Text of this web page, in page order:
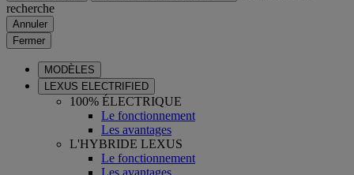
recherche
Annuler
Fermer
MODÈLES
LEXUS ELECTRIFIED
100% ÉLECTRIQUE
Le fonctionnement
Les avantages
L'HYBRIDE LEXUS
Le fonctionnement
Les avantages